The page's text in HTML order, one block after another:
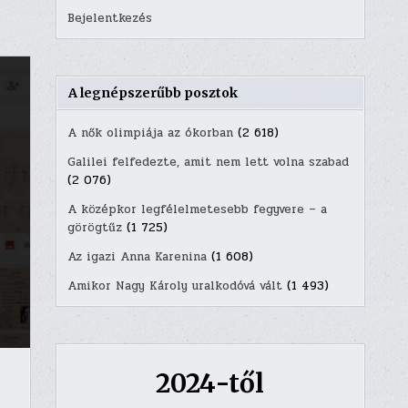
Bejelentkezés
A legnépszerűbb posztok
A nők olimpiája az ókorban (2 618)
Galilei felfedezte, amit nem lett volna szabad
(2 076)
A középkor legfélelmetesebb fegyvere – a
görögtűz (1 725)
Az igazi Anna Karenina (1 608)
Amikor Nagy Károly uralkodóvá vált (1 493)
2024-től